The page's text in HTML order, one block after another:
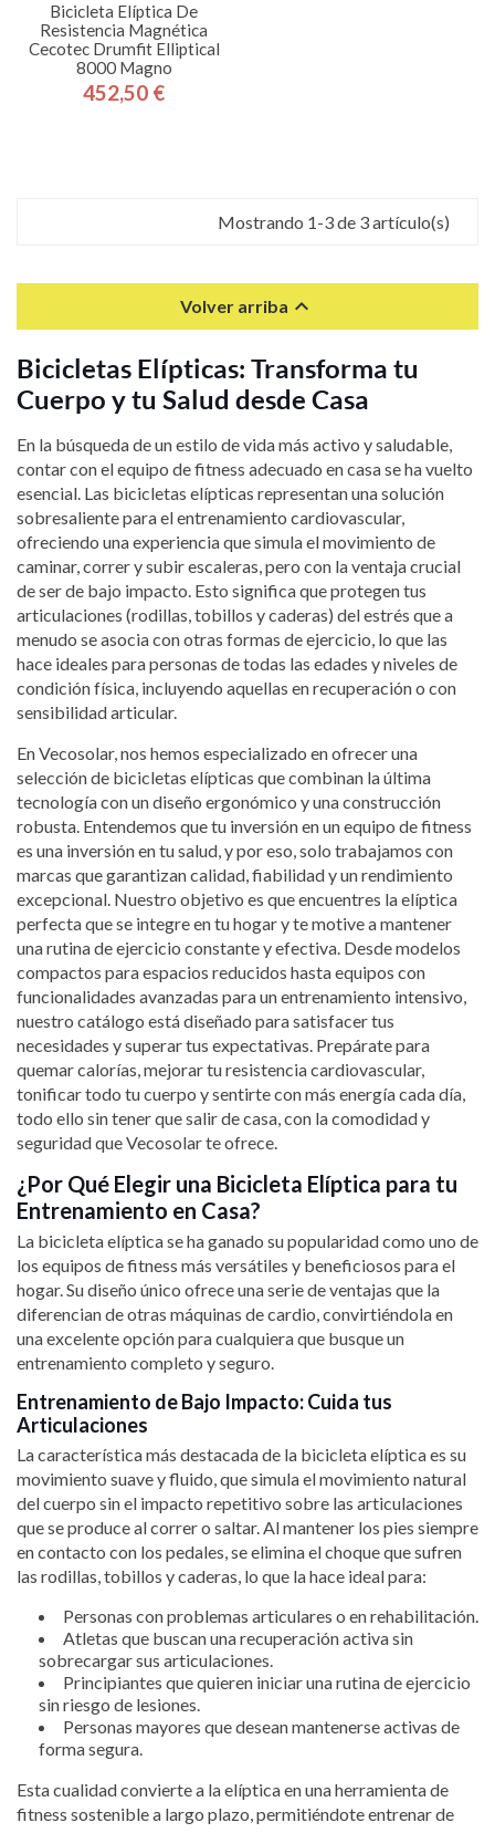
Bicicleta Elíptica De
Resistencia Magnética
Cecotec Drumfit Elliptical
8000 Magno
Precio
452,50 €
Mostrando 1-3 de 3 artículo(s)
Volver arriba 
Bicicletas Elípticas: Transforma tu
Cuerpo y tu Salud desde Casa
En la búsqueda de un estilo de vida más activo y saludable,
contar con el equipo de fitness adecuado en casa se ha vuelto
esencial. Las bicicletas elípticas representan una solución
sobresaliente para el entrenamiento cardiovascular,
ofreciendo una experiencia que simula el movimiento de
caminar, correr y subir escaleras, pero con la ventaja crucial
de ser de bajo impacto. Esto significa que protegen tus
articulaciones (rodillas, tobillos y caderas) del estrés que a
menudo se asocia con otras formas de ejercicio, lo que las
hace ideales para personas de todas las edades y niveles de
condición física, incluyendo aquellas en recuperación o con
sensibilidad articular.
En Vecosolar, nos hemos especializado en ofrecer una
selección de bicicletas elípticas que combinan la última
tecnología con un diseño ergonómico y una construcción
robusta. Entendemos que tu inversión en un equipo de fitness
es una inversión en tu salud, y por eso, solo trabajamos con
marcas que garantizan calidad, fiabilidad y un rendimiento
excepcional. Nuestro objetivo es que encuentres la elíptica
perfecta que se integre en tu hogar y te motive a mantener
una rutina de ejercicio constante y efectiva. Desde modelos
compactos para espacios reducidos hasta equipos con
funcionalidades avanzadas para un entrenamiento intensivo,
nuestro catálogo está diseñado para satisfacer tus
necesidades y superar tus expectativas. Prepárate para
quemar calorías, mejorar tu resistencia cardiovascular,
tonificar todo tu cuerpo y sentirte con más energía cada día,
todo ello sin tener que salir de casa, con la comodidad y
seguridad que Vecosolar te ofrece.
¿Por Qué Elegir una Bicicleta Elíptica para tu
Entrenamiento en Casa?
La bicicleta elíptica se ha ganado su popularidad como uno de
los equipos de fitness más versátiles y beneficiosos para el
hogar. Su diseño único ofrece una serie de ventajas que la
diferencian de otras máquinas de cardio, convirtiéndola en
una excelente opción para cualquiera que busque un
entrenamiento completo y seguro.
Entrenamiento de Bajo Impacto: Cuida tus
Articulaciones
La característica más destacada de la bicicleta elíptica es su
movimiento suave y fluido, que simula el movimiento natural
del cuerpo sin el impacto repetitivo sobre las articulaciones
que se produce al correr o saltar. Al mantener los pies siempre
en contacto con los pedales, se elimina el choque que sufren
las rodillas, tobillos y caderas, lo que la hace ideal para:
Personas con problemas articulares o en rehabilitación.
Atletas que buscan una recuperación activa sin
sobrecargar sus articulaciones.
Principiantes que quieren iniciar una rutina de ejercicio
sin riesgo de lesiones.
Personas mayores que desean mantenerse activas de
forma segura.
Esta cualidad convierte a la elíptica en una herramienta de
fitness sostenible a largo plazo, permitiéndote entrenar de